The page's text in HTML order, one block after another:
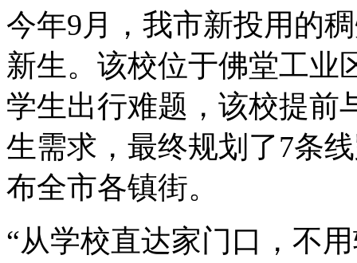
今年9月，我市新投用的
新生。该校位于佛堂工业
学生出行难题，该校提前
生需求，最终规划了7条
布全市各镇街。
“从学校直达家门口，不